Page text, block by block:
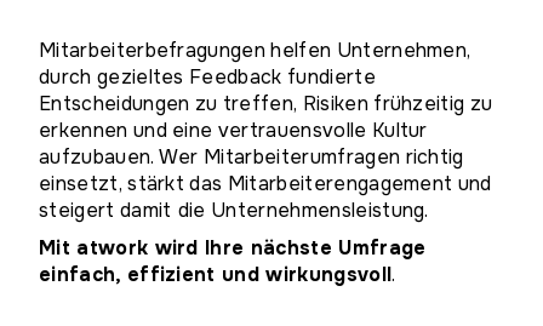
Mitarbeiterbefragungen helfen Unternehmen,
durch gezieltes Feedback fundierte
Entscheidungen zu treffen, Risiken frühzeitig zu
erkennen und eine vertrauensvolle Kultur
aufzubauen. Wer Mitarbeiterumfragen richtig
einsetzt, stärkt das Mitarbeiterengagement und
steigert damit die Unternehmensleistung.
Mit atwork wird Ihre nächste Umfrage
einfach, effizient und wirkungsvoll.